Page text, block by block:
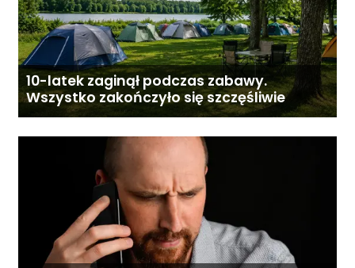
10-latek zaginął podczas zabawy.
Wszystko zakończyło się szczęśliwie